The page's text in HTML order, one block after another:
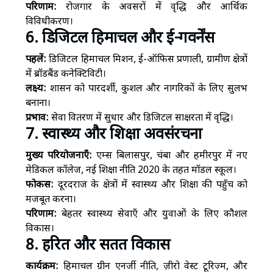
परिणाम: रोजगार के अवसरों में वृद्धि और आर्थिक
विविधीकरण।
6. डिजिटल हिमाचल और ई-गवर्नेंस
पहलें: डिजिटल हिमाचल मिशन, ई-ऑफिस प्रणाली, ग्रामीण क्षेत्रों
में ब्रॉडबैंड कनेक्टिविटी।
लक्ष्य: शासन को पारदर्शी, कुशल और नागरिकों के लिए सुलभ
बनाना।
प्रभाव: सेवा वितरण में सुधार और डिजिटल साक्षरता में वृद्धि।
7. स्वास्थ्य और शिक्षा अवसंरचना
मुख्य परियोजनाएँ: एम्स बिलासपुर, चंबा और हमीरपुर में नए
मेडिकल कॉलेज, नई शिक्षा नीति 2020 के तहत मॉडल स्कूल।
फोकस: दूरदराज के क्षेत्रों में स्वास्थ्य और शिक्षा की पहुँच को
मजबूत करना।
परिणाम: बेहतर स्वास्थ्य सेवाएँ और युवाओं के लिए कौशल
विकास।
8. हरित और सतत विकास
कार्यक्रम: हिमाचल ग्रीन एनर्जी नीति, ज़ीरो वेस्ट टूरिज्म, और